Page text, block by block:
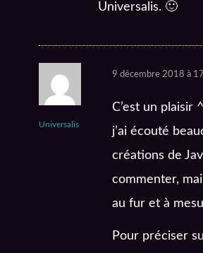
Universalis. 🙂
Universalis
9 décembre 2018 à
C’est un plaisir
j’ai écouté
créations de
commenter,
au fur et à
Pour préciser